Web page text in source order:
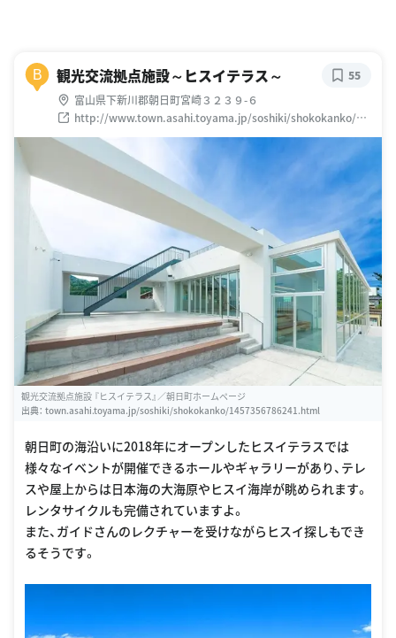
B 観光交流拠点施設～ヒスイテラス～
富山県下新川郡朝日町宮崎３２３９-６
http://www.town.asahi.toyama.jp/soshiki/shokokanko/14
57356786241.html
55
観光交流拠点施設 『ヒスイテラス』／朝日町ホームページ
出典： town.asahi.toyama.jp/soshiki/shokokanko/1457356786241.html
朝日町の海沿いに2018年にオープンしたヒスイテラスでは
様々なイベントが開催できるホールやギャラリーがあり、テレ
スや屋上からは日本海の大海原やヒスイ海岸が眺められます。
レンタサイクルも完備されていますよ。
また、ガイドさんのレクチャーを受けながらヒスイ探しもでき
るそうです。